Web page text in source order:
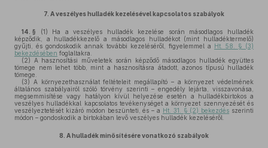
7. A veszélyes hulladék kezelésével kapcsolatos szabályok
14. § (1) Ha a veszélyes hulladék kezelése során másodlagos hulladék
képződik, a hulladékkezelő a másodlagos hulladékot (mint hulladéktermelő)
gyűjti, és gondoskodik annak további kezeléséről, figyelemmel a Ht. 58. § (3)
bekezdésében foglaltakra.
(2) A hasznosítási műveletek során képződő másodlagos hulladék együttes
tömege nem lehet több, mint a hasznosításra átadott, azonos típusú hulladék
tömege.
(3) A környezethasználat feltételeit megállapító – a környezet védelmének
általános szabályairól szóló törvény szerinti – engedély lejárta, visszavonása,
megsemmisítése vagy hatályon kívül helyezése esetén a hulladékbirtokos a
veszélyes hulladékkal kapcsolatos tevékenységet a környezet szennyezését és
veszélyeztetését kizáró módon beszünteti, és – a Ht. 31. § (2) bekezdés szerinti
módon – gondoskodik a birtokában levő veszélyes hulladék kezeléséről.
8. A hulladék minősítésére vonatkozó szabályok